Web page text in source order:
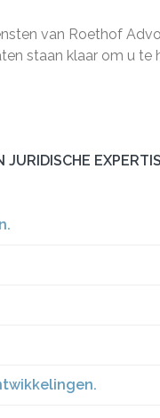
van Roethof
staan klaar om u te